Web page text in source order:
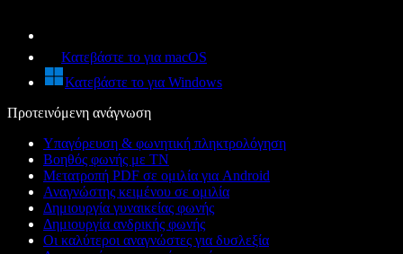
Κατεβάστε το για macOS
Κατεβάστε το για Windows
Προτεινόμενη ανάγνωση
Υπαγόρευση & φωνητική πληκτρολόγηση
Βοηθός φωνής με ΤΝ
Μετατροπή PDF σε ομιλία για Android
Αναγνώστης κειμένου σε ομιλία
Δημιουργία γυναικείας φωνής
Δημιουργία ανδρικής φωνής
Οι καλύτεροι αναγνώστες για δυσλεξία